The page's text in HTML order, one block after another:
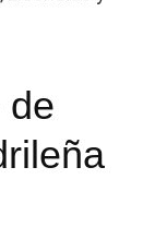
de